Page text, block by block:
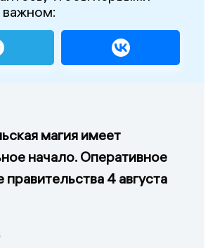
важном:
магия имеет
начало. Оперативное
4 августа